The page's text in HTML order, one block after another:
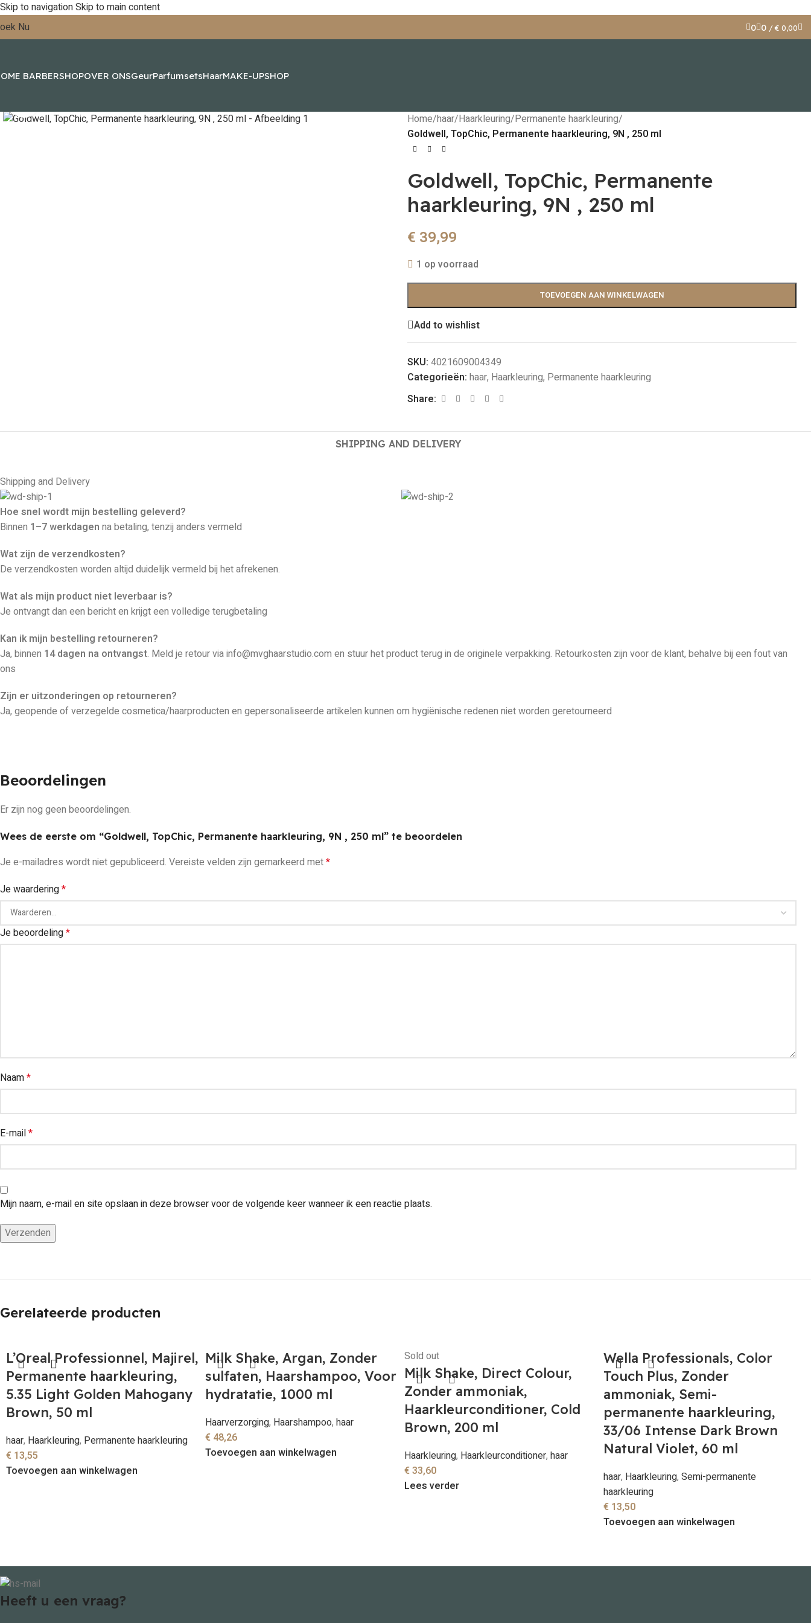
Skip to navigationSkip to main content
Nu
0 0 / € 0,00
BARBERSHOPOVER ONSGeurParfumsetsHaarMAKE-UPSHOP
Home/haar/Haarkleuring/Permanente haarkleuring/
Goldwell, TopChic, Permanente haarkleuring, 9N , 250 ml
Goldwell, TopChic, Permanente
haarkleuring, 9N , 250 ml
€ 39,99
1 op voorraad
TOEVOEGEN AAN WINKELWAGEN
Add to wishlist
SKU: 4021609004349
Categorieën: haar, Haarkleuring, Permanente haarkleuring
Share:
SHIPPING AND DELIVERY
Shipping and Delivery
Hoe snel wordt mijn bestelling geleverd?
Binnen 1–7 werkdagen na betaling, tenzij anders vermeld
Wat zijn de verzendkosten?
De verzendkosten worden altijd duidelijk vermeld bij het afrekenen.
Wat als mijn product niet leverbaar is?
Je ontvangt dan een bericht en krijgt een volledige terugbetaling
Kan ik mijn bestelling retourneren?
Ja, binnen 14 dagen na ontvangst. Meld je retour via info@mvghaarstudio.com en stuur het product terug in de originele verpakking. Retourkosten zijn voor de klant, behalve bij een fout van
ons
Zijn er uitzonderingen op retourneren?
Ja, geopende of verzegelde cosmetica/haarproducten en gepersonaliseerde artikelen kunnen om hygiënische redenen niet worden geretourneerd
Beoordelingen
Er zijn nog geen beoordelingen.
Wees de eerste om “Goldwell, TopChic, Permanente haarkleuring, 9N , 250 ml” te beoordelen
Je e-mailadres wordt niet gepubliceerd. Vereiste velden zijn gemarkeerd met*
Je waardering*
Je beoordeling*
Naam*
E-mail*
Mijn naam, e-mail en site opslaan in deze browser voor de volgende keer wanneer ik een reactie plaats.
Gerelateerde producten
L’Oreal Professionnel, Majirel,
Permanente haarkleuring,
5.35 Light Golden Mahogany
Brown, 50 ml
haar, Haarkleuring, Permanente haarkleuring
€ 13,55
Toevoegen aan winkelwagen
Milk Shake, Argan, Zonder
sulfaten, Haarshampoo, Voor
hydratatie, 1000 ml
Haarverzorging, Haarshampoo, haar
€ 48,26
Toevoegen aan winkelwagen
Sold out
Milk Shake, Direct Colour,
Zonder ammoniak,
Haarkleurconditioner, Cold
Brown, 200 ml
Haarkleuring, Haarkleurconditioner, haar
€33,60
Lees verder
Wella Professionals, Color
Touch Plus, Zonder
ammoniak, Semi-
permanente haarkleuring,
33/06 Intense Dark Brown
Natural Violet, 60 ml
haar, Haarkleuring, Semi-permanente
haarkleuring
€ 13,50
Toevoegen aan winkelwagen
Heeft u een vraag?